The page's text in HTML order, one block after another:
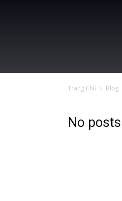
Trang Chủ Blog
No